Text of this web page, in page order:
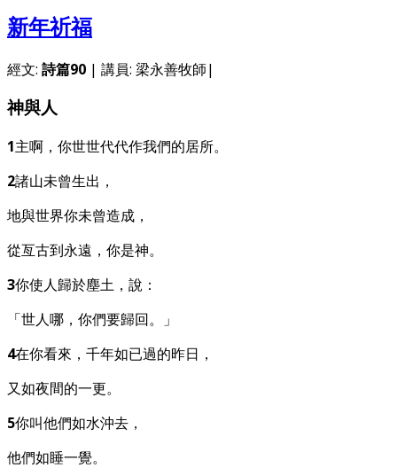
新年祈福
經文: 詩篇90 | 講員: 梁永善牧師|
神與人
1主啊，你世世代代作我們的居所。
2諸山未曾生出，
地與世界你未曾造成，
從亙古到永遠，你是神。
3你使人歸於塵土，說：
「世人哪，你們要歸回。」
4在你看來，千年如已過的昨日，
又如夜間的一更。
5你叫他們如水沖去，
他們如睡一覺。